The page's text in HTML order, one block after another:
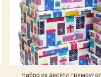
Набор из десяти